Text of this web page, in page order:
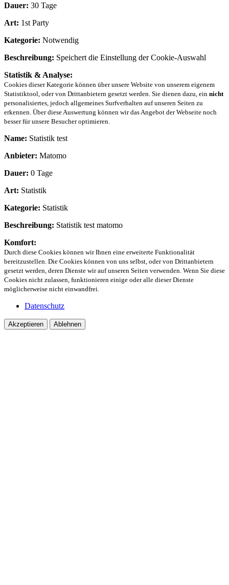
Dauer: 30 Tage
Art: 1st Party
Kategorie: Notwendig
Beschreibung: Speichert die Einstellung der Cookie-Auswahl
Statistik & Analyse:
Cookies dieser Kategorie können über unsere Website von unserem eigenem
Statistiktool, oder von Drittanbietern gesetzt werden. Sie dienen dazu, ein nicht
personalisiertes, jedoch allgemeines Surfverhalten auf unseren Seiten zu
erkennen. Über diese Auswertung können wir das Angebot der Webseite noch
besser für unsere Besucher optimieren.
Name: Statistik test
Anbieter: Matomo
Dauer: 0 Tage
Art: Statistik
Kategorie: Statistik
Beschreibung: Statistik test matomo
Komfort:
Durch diese Cookies können wir Ihnen eine erweiterte Funktionalität
bereitzustellen. Die Cookies können von uns selbst, oder von Drittanbietern
gesetzt werden, deren Dienste wir auf unseren Seiten verwenden. Wenn Sie diese
Cookies nicht zulassen, funktionieren einige oder alle dieser Dienste
möglicherweise nicht einwandfrei.
Datenschutz
Akzeptieren Ablehnen